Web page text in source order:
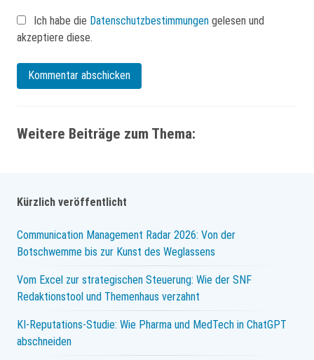
Ich habe die Datenschutzbestimmungen gelesen und
akzeptiere diese.
Weitere Beiträge zum Thema:
Kürzlich veröffentlicht
Communication Management Radar 2026: Von der
Botschwemme bis zur Kunst des Weglassens
Vom Excel zur strategischen Steuerung: Wie der SNF
Redaktionstool und Themenhaus verzahnt
KI-Reputations-Studie: Wie Pharma und MedTech in ChatGPT
abschneiden